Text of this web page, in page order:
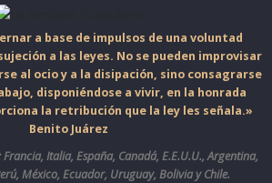
a base de impulsos de una voluntad
a las leyes. No se pueden improvisar
al ocio y a la disipación, sino consagrarse
disponiéndose a vivir, en la honrada
la retribución que la ley les señala.»
Benito Juárez
Italia, España, Canadá, E.E.U.U., Argentina,
México, Ecuador, Uruguay, Bolivia y Chile.